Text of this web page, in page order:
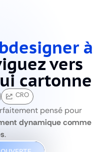
à
vers
cartonne
CRO
pensé pour
dynamique comme
.